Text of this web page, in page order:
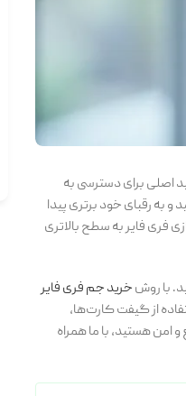
اصلی برای دسترسی به
به رقبای خود برتری پیدا
فری فایر به سطح بالاتری
با روش‌خرید جم فری فایر
از گیفت کارت‌ها،
امن هستید، با ما همراه